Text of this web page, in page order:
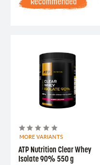
MORE VARIANTS
ATP Nutrition Clear Whey
Isolate 90% 550 g